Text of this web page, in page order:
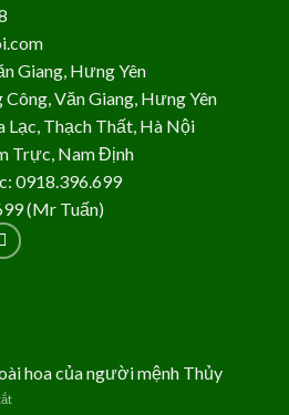
Giang, Hưng Yên
Văn Giang, Hưng Yên
Lạc, Thạch Thất, Hà Nội
Trực, Nam Định
0918.396.699
(Mr Tuấn)
hoa của người mệnh Thủy